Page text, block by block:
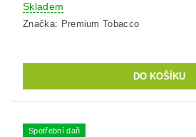
Skladem
Značka: Premium Tobacco
Spotřební daň